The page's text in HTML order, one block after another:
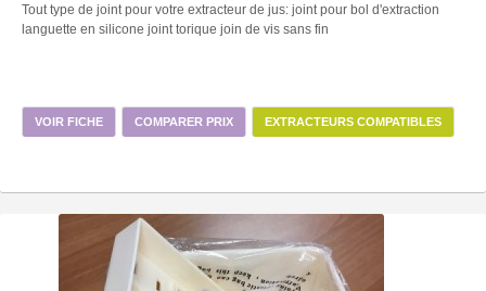
Tout type de joint pour votre extracteur de jus: joint pour bol d'extraction
languette en silicone joint torique join de vis sans fin
VOIR FICHE COMPARER PRIX EXTRACTEURS COMPATIBLES